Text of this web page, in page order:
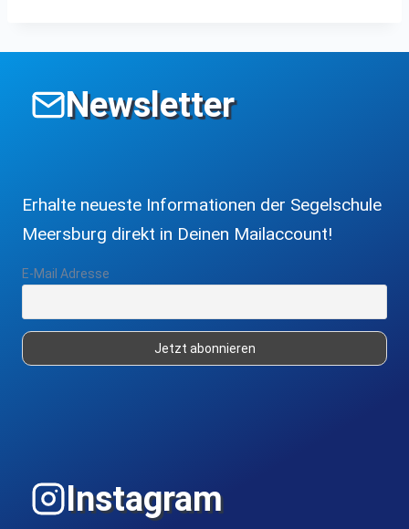
Newsletter
Erhalte neueste Informationen der Segelschule
Meersburg direkt in Deinen Mailaccount!
E-Mail Adresse
Instagram